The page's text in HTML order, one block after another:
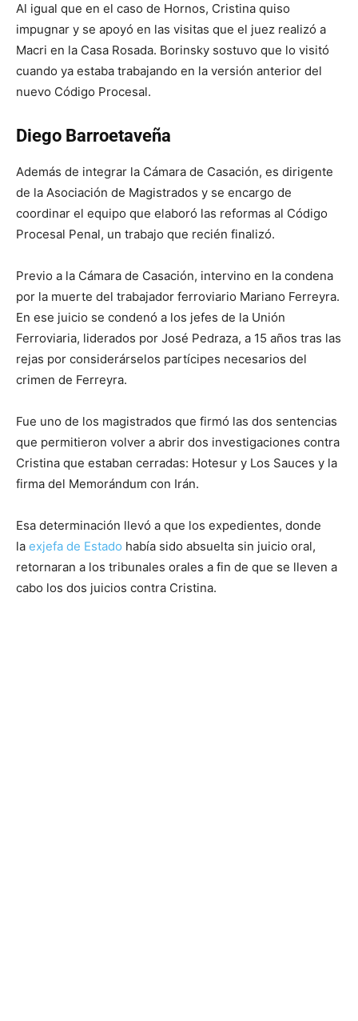
Al igual que en el caso de Hornos, Cristina quiso
impugnar y se apoyó en las visitas que el juez realizó a
Macri en la Casa Rosada. Borinsky sostuvo que lo visitó
cuando ya estaba trabajando en la versión anterior del
nuevo Código Procesal.
Diego Barroetaveña
Además de integrar la Cámara de Casación, es dirigente
de la Asociación de Magistrados y se encargo de
coordinar el equipo que elaboró las reformas al Código
Procesal Penal, un trabajo que recién finalizó.
Previo a la Cámara de Casación, intervino en la condena
por la muerte del trabajador ferroviario Mariano Ferreyra.
En ese juicio se condenó a los jefes de la Unión
Ferroviaria, liderados por José Pedraza, a 15 años tras las
rejas por considerárselos partícipes necesarios del
crimen de Ferreyra.
Fue uno de los magistrados que firmó las dos sentencias
que permitieron volver a abrir dos investigaciones contra
Cristina que estaban cerradas: Hotesur y Los Sauces y la
firma del Memorándum con Irán.
Esa determinación llevó a que los expedientes, donde
la exjefa de Estado había sido absuelta sin juicio oral,
retornaran a los tribunales orales a fin de que se lleven a
cabo los dos juicios contra Cristina.